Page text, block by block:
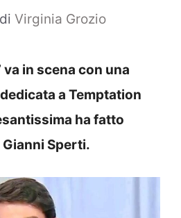
di Virginia Grozio
va in scena con una
a Temptation
ha fatto
Sperti.